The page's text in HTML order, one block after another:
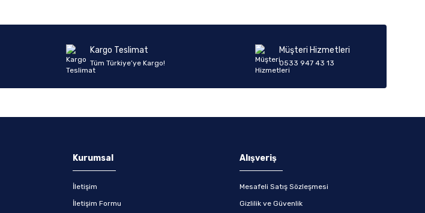
Kargo Teslimat
Tüm Türkiye’ye Kargo!
Müşteri Hizmetleri
0533 947 43 13
Kurumsal
İletişim
İletişim Formu
Alışveriş
Mesafeli Satış Sözleşmesi
Gizlilik ve Güvenlik